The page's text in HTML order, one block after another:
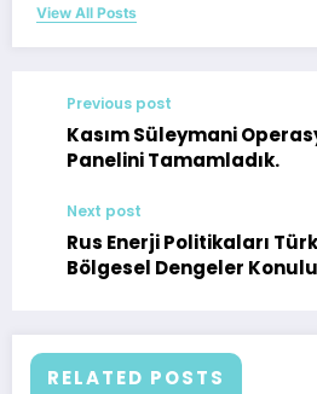
View All Posts
Previous post
Kasım Süleymani
Panelini Tamamladık.
Next post
Rus Enerji Politikaları Türk
Bölgesel Dengeler
RELATED POSTS